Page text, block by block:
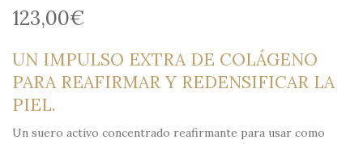
123,00€
UN IMPULSO EXTRA DE COLÁGENO
PARA REAFIRMAR Y REDENSIFICAR LA
PIEL.
Un suero activo concentrado reafirmante para usar como